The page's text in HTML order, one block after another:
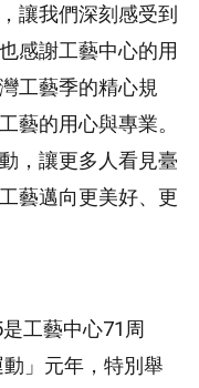
讓我們深刻感受到
感謝工藝中心的用
工藝季的精心規
藝的用心與專業。
，讓更多人看見臺
藝邁向更美好、更
工藝中心71周
」元年，特別舉